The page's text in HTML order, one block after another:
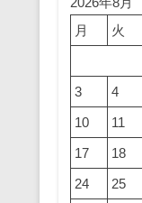
月
火
3
4
10
11
17
18
24
25